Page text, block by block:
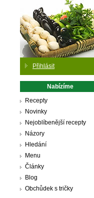
Přihlásit
Nabízíme
Recepty
Novinky
Nejoblíbenější recepty
Názory
Hledání
Menu
Články
Blog
Obchůdek s tričky